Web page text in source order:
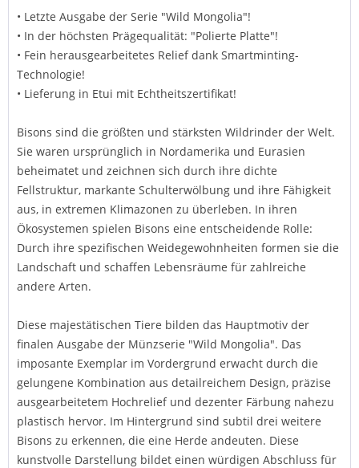
• Letzte Ausgabe der Serie "Wild Mongolia"!
• In der höchsten Prägequalität: "Polierte Platte"!
• Fein herausgearbeitetes Relief dank Smartminting-
Technologie!
• Lieferung in Etui mit Echtheitszertifikat!
Bisons sind die größten und stärksten Wildrinder der Welt.
Sie waren ursprünglich in Nordamerika und Eurasien
beheimatet und zeichnen sich durch ihre dichte
Fellstruktur, markante Schulterwölbung und ihre Fähigkeit
aus, in extremen Klimazonen zu überleben. In ihren
Ökosystemen spielen Bisons eine entscheidende Rolle:
Durch ihre spezifischen Weidegewohnheiten formen sie die
Landschaft und schaffen Lebensräume für zahlreiche
andere Arten.
Diese majestätischen Tiere bilden das Hauptmotiv der
finalen Ausgabe der Münzserie "Wild Mongolia". Das
imposante Exemplar im Vordergrund erwacht durch die
gelungene Kombination aus detailreichem Design, präzise
ausgearbeitetem Hochrelief und dezenter Färbung nahezu
plastisch hervor. Im Hintergrund sind subtil drei weitere
Bisons zu erkennen, die eine Herde andeuten. Diese
kunstvolle Darstellung bildet einen würdigen Abschluss für